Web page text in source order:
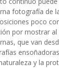
fotografía de
poco
por mostrar
que van
y la